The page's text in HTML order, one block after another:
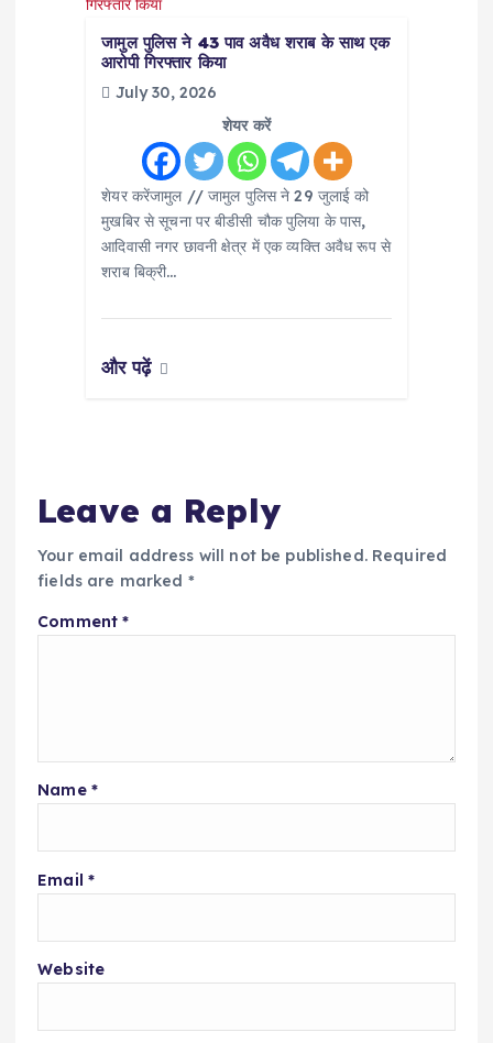
जामुल पुलिस ने 43 पाव अवैध शराब के साथ एक
आरोपी गिरफ्तार किया
July 30, 2026
शेयर करें
शेयर करेंजामुल // जामुल पुलिस ने 29 जुलाई को
मुखबिर से सूचना पर बीडीसी चौक पुलिया के पास,
आदिवासी नगर छावनी क्षेत्र में एक व्यक्ति अवैध रूप से
शराब बिक्री…
और पढ़ें
Leave a Reply
Your email address will not be published. Required
fields are marked *
Comment*
Name *
Email *
Website